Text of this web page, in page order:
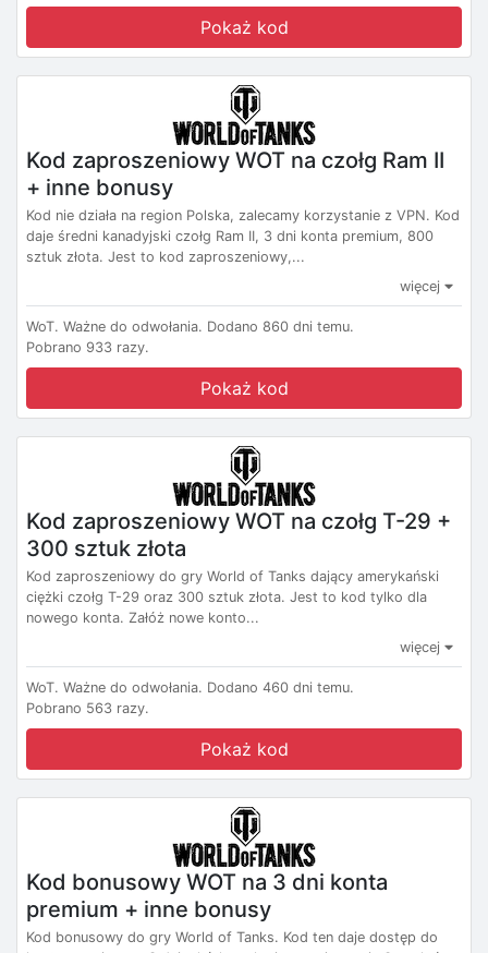
Pokaż kod
Kod zaproszeniowy WOT na czołg Ram II
+ inne bonusy
Kod nie działa na region Polska, zalecamy korzystanie z VPN. Kod
daje średni kanadyjski czołg Ram II, 3 dni konta premium, 800
sztuk złota. Jest to kod zaproszeniowy,...
więcej
WoT. Ważne do odwołania. Dodano 860 dni temu.
Pobrano 933 razy.
Pokaż kod
Kod zaproszeniowy WOT na czołg T-29 +
300 sztuk złota
Kod zaproszeniowy do gry World of Tanks dający amerykański
ciężki czołg T-29 oraz 300 sztuk złota. Jest to kod tylko dla
nowego konta. Załóż nowe konto...
więcej
WoT. Ważne do odwołania. Dodano 460 dni temu.
Pobrano 563 razy.
Pokaż kod
Kod bonusowy WOT na 3 dni konta
premium + inne bonusy
Kod bonusowy do gry World of Tanks. Kod ten daje dostęp do